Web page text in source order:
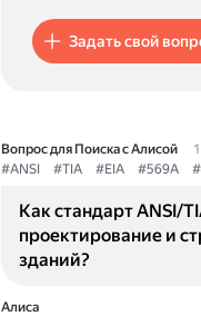
Задать свой
Вопрос для Поиска с Алисой
#ANSI
#TIA #EIA #569A
Как стандарт ANSI/
проектирование и
зданий?
Алиса